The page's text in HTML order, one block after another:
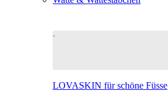
LOVASKIN für schöne Füsse